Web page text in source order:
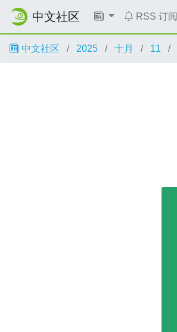
中文社区 RSS 订阅
中文社区 2025 十月 11